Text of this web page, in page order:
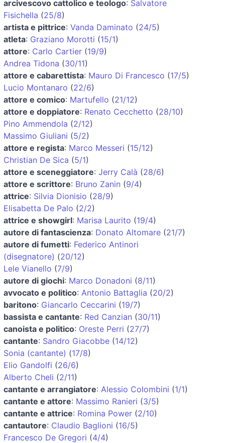
arcivescovo cattolico e teologo: Salvatore
Fisichella (25/8)
artista e pittrice: Vanda Daminato (24/5)
atleta: Graziano Morotti (15/1)
attore: Carlo Cartier (19/9)
Andrea Tidona (30/11)
attore e cabarettista: Mauro Di Francesco (17/5)
Lucio Montanaro (22/6)
attore e comico: Martufello (21/12)
attore e doppiatore: Renato Cecchetto (28/10)
Pino Ammendola (2/12)
Massimo Giuliani (5/2)
attore e regista: Marco Messeri (15/12)
Christian De Sica (5/1)
attore e sceneggiatore: Jerry Calà (28/6)
attore e scrittore: Bruno Zanin (9/4)
attrice: Silvia Dionisio (28/9)
Elisabetta De Palo (2/2)
attrice e showgirl: Marisa Laurito (19/4)
autore di fantascienza: Donato Altomare (21/7)
autore di fumetti: Federico Antinori
(disegnatore) (20/12)
Lele Vianello (7/9)
autore di giochi: Marco Donadoni (8/11)
avvocato e politico: Antonio Battaglia (20/2)
baritono: Giancarlo Ceccarini (19/7)
bassista e cantante: Red Canzian (30/11)
canoista e politico: Oreste Perri (27/7)
cantante: Sandro Giacobbe (14/12)
Sonia (cantante) (17/8)
Elio Gandolfi (26/6)
Alberto Cheli (2/11)
cantante e arrangiatore: Alessio Colombini (1/1)
cantante e attore: Massimo Ranieri (3/5)
cantante e attrice: Romina Power (2/10)
cantautore: Claudio Baglioni (16/5)
Francesco De Gregori (4/4)